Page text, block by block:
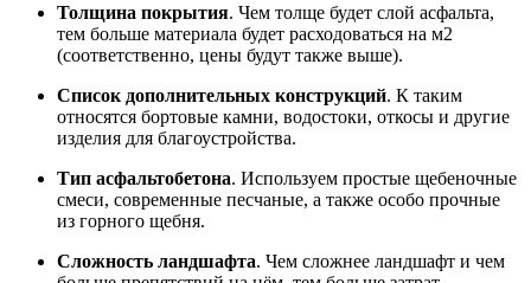
Толщина покрытия. Чем толще будет слой асфальта,
тем больше материала будет расходоваться на м2
(соответственно, цены будут также выше).
Список дополнительных конструкций. К таким
относятся бортовые камни, водостоки, откосы и другие
изделия для благоустройства.
Тип асфальтобетона. Используем простые щебеночные
смеси, современные песчаные, а также особо прочные
из горного щебня.
Сложность ландшафта. Чем сложнее ландшафт и чем